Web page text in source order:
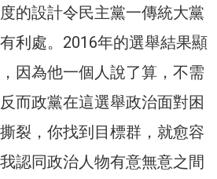
的設計令民主黨一傳統大黨
利處。2016年的選舉結果顯
因為他一個人說了算，不需
而政黨在這選舉政治面對困
裂，你找到目標群，就愈容
認同政治人物有意無意之間